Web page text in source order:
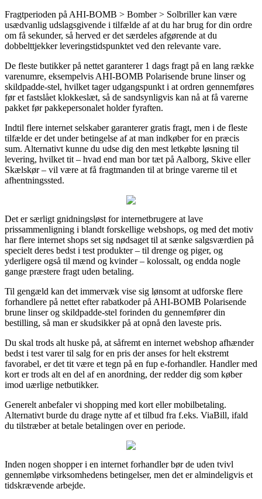
Fragtperioden på AHI-BOMB > Bomber > Solbriller kan være
usædvanlig udslagsgivende i tilfælde af at du har brug for din ordre
om få sekunder, så herved er det særdeles afgørende at du
dobbelttjekker leveringstidspunktet ved den relevante vare.
De fleste butikker på nettet garanterer 1 dags fragt på en lang række
varenumre, eksempelvis AHI-BOMB Polarisende brune linser og
skildpadde-stel, hvilket tager udgangspunkt i at ordren gennemføres
før et fastslået klokkeslæt, så de sandsynligvis kan nå at få varerne
pakket før pakkepersonalet holder fyraften.
Indtil flere internet selskaber garanterer gratis fragt, men i de fleste
tilfælde er det under betingelse af at man indkøber for en præcis
sum. Alternativt kunne du udse dig den mest letkøbte løsning til
levering, hvilket tit – hvad end man bor tæt på Aalborg, Skive eller
Skælskør – vil være at få fragtmanden til at bringe varerne til et
afhentningssted.
Det er særligt gnidningsløst for internetbrugere at lave
prissammenligning i blandt forskellige webshops, og med det motiv
har flere internet shops set sig nødsaget til at sænke salgsværdien på
specielt deres bedst i test produkter – til drenge og piger, og
yderligere også til mænd og kvinder – kolossalt, og endda nogle
gange præstere fragt uden betaling.
Til gengæld kan det immervæk vise sig lønsomt at udforske flere
forhandlere på nettet efter rabatkoder på AHI-BOMB Polarisende
brune linser og skildpadde-stel forinden du gennemfører din
bestilling, så man er skudsikker på at opnå den laveste pris.
Du skal trods alt huske på, at såfremt en internet webshop afhænder
bedst i test varer til salg for en pris der anses for helt ekstremt
favorabel, er det tit være et tegn på en fup e-forhandler. Handler med
kort er trods alt en del af en anordning, der redder dig som køber
imod uærlige netbutikker.
Generelt anbefaler vi shopping med kort eller mobilbetaling.
Alternativt burde du drage nytte af et tilbud fra f.eks. ViaBill, ifald
du tilstræber at betale betalingen over en periode.
Inden nogen shopper i en internet forhandler bør de uden tvivl
gennemløbe virksomhedens betingelser, men det er almindeligvis et
tidskrævende arbejde.